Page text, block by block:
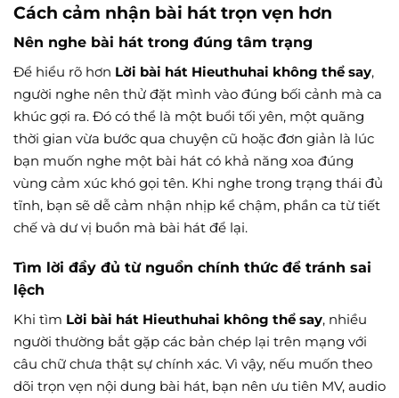
Cách cảm nhận bài hát trọn vẹn hơn
Nên nghe bài hát trong đúng tâm trạng
Để hiểu rõ hơn Lời bài hát Hieuthuhai không thể say,
người nghe nên thử đặt mình vào đúng bối cảnh mà ca
khúc gợi ra. Đó có thể là một buổi tối yên, một quãng
thời gian vừa bước qua chuyện cũ hoặc đơn giản là lúc
bạn muốn nghe một bài hát có khả năng xoa đúng
vùng cảm xúc khó gọi tên. Khi nghe trong trạng thái đủ
tĩnh, bạn sẽ dễ cảm nhận nhịp kể chậm, phần ca từ tiết
chế và dư vị buồn mà bài hát để lại.
Tìm lời đầy đủ từ nguồn chính thức để tránh sai
lệch
Khi tìm Lời bài hát Hieuthuhai không thể say, nhiều
người thường bắt gặp các bản chép lại trên mạng với
câu chữ chưa thật sự chính xác. Vì vậy, nếu muốn theo
dõi trọn vẹn nội dung bài hát, bạn nên ưu tiên MV, audio